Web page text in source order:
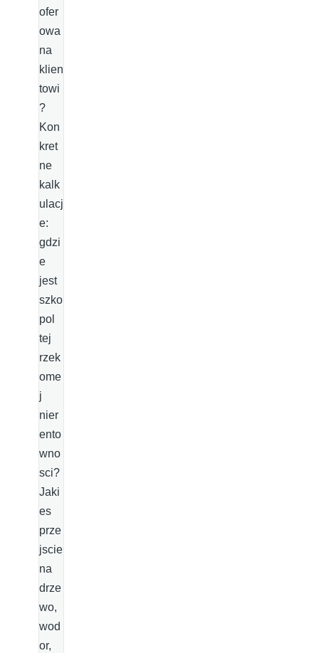
ofer
owa
na
klien
towi
?
Kon
kret
ne
kalk
ulacj
e:
gdzi
e
jest
szko
pol
tej
rzek
ome
j
nier
ento
wno
sci?
Jaki
es
prze
jscie
na
drze
wo,
wod
or,